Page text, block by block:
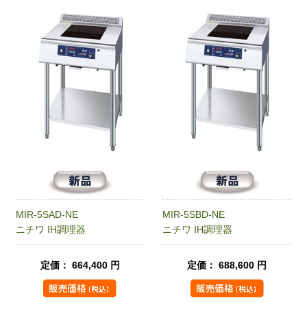
MIR-5SAD-NE
ニチワ IH調理器
定価： 664,400 円
MIR-5SBD-NE
ニチワ IH調理器
定価： 688,600 円